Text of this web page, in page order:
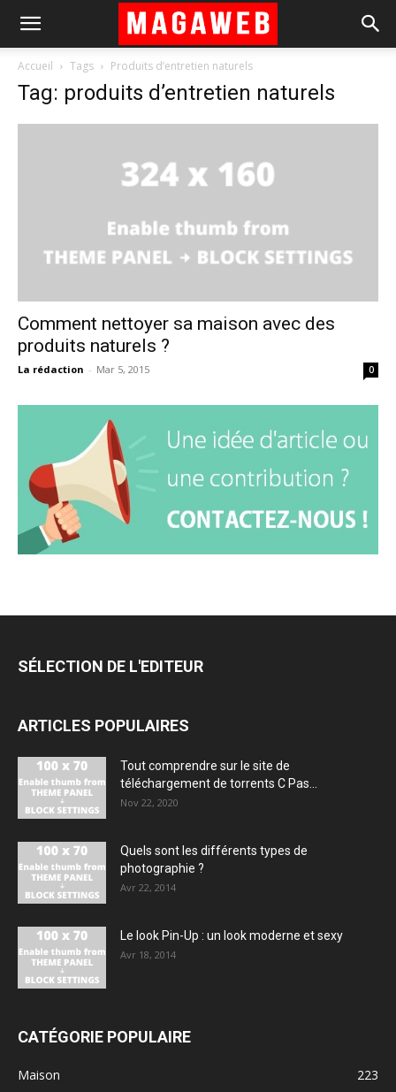
Accueil Tags Produits d’entretien naturels
Tag: produits d’entretien naturels
Comment nettoyer sa maison avec des
produits naturels ?
La rédaction - Mar 5, 2015 0
SÉLECTION DE L'EDITEUR
ARTICLES POPULAIRES
Tout comprendre sur le site de
téléchargement de torrents C Pas...
Nov 22, 2020
Quels sont les différents types de
photographie ?
Avr 22, 2014
Le look Pin-Up : un look moderne et sexy
Avr 18, 2014
CATÉGORIE POPULAIRE
Maison
223